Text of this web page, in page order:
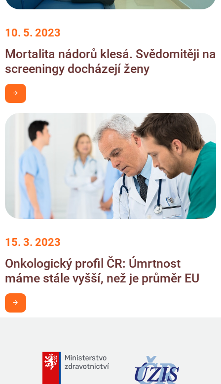
10. 5. 2023
Mortalita nádorů klesá. Svědomitěji na
screeningy docházejí ženy
15. 3. 2023
Onkologický profil ČR: Úmrtnost
máme stále vyšší, než je průměr EU